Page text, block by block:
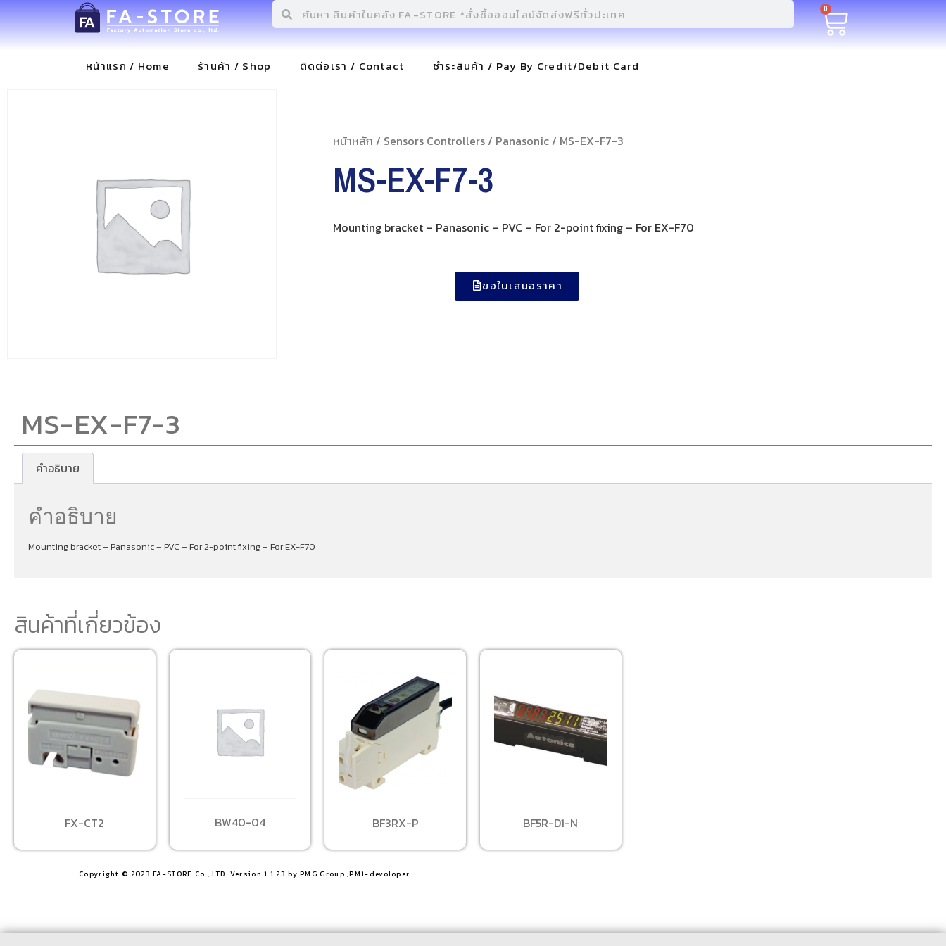
0
หน้าแรก / Home ร้านค้า / Shop ติดต่อเรา / Contact ชำระสินค้า / Pay By Credit/Debit Card
หน้าหลัก / Sensors Controllers / Panasonic / MS-EX-F7-3
MS-EX-F7-3
Mounting bracket – Panasonic – PVC – For 2-point fixing – For EX-F70
ขอใบเสนอราคา
MS-EX-F7-3
คำอธิบาย
คำอธิบาย
Mounting bracket – Panasonic – PVC – For 2-point fixing – For EX-F70
สินค้าที่เกี่ยวข้อง
FX-CT2 BW40-04 BF3RX-P BF5R-D1-N
Copyright © 2023 FA-STORE Co., LTD. Version 1.1.23 by PMG Group ,PM1-devoloper​